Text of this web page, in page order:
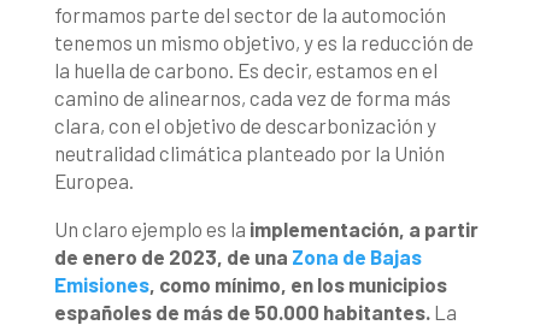
formamos parte del sector de la automoción
tenemos un mismo objetivo, y es la reducción de
la huella de carbono. Es decir, estamos en el
camino de alinearnos, cada vez de forma más
clara, con el objetivo de descarbonización y
neutralidad climática planteado por la Unión
Europea.
Un claro ejemplo es la implementación, a partir
de enero de 2023, de una Zona de Bajas
Emisiones, como mínimo, en los municipios
españoles de más de 50.000 habitantes. La